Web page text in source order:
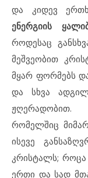
და კიდევ
ენერგიის
როდესაც
მეშვეობით
მყარ ფორმებს
და სხვა
ჟღერადობით.
რომელშიც
ისევე
კრისტალს; როცა
ერთი და სად